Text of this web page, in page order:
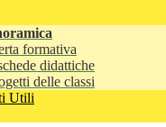
formativa
didattiche
delle classi
Utili